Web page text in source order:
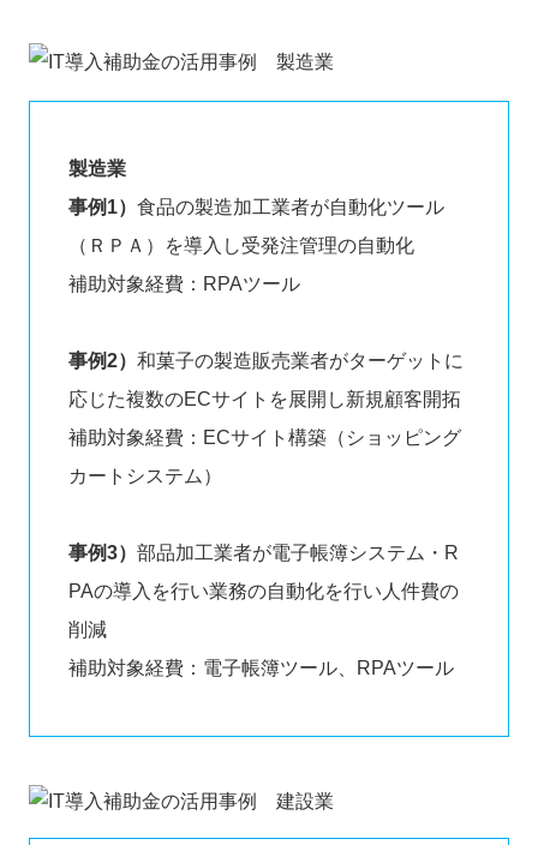
製造業
事例1） 食品の製造加工業者が自動化ツール
（ＲＰＡ）を導入し受発注管理の自動化
補助対象経費：RPAツール
事例2） 和菓子の製造販売業者がターゲットに
応じた複数のECサイトを展開し新規顧客開拓
補助対象経費：ECサイト構築（ショッピング
カートシステム）
事例3） 部品加工業者が電子帳簿システム・R
PAの導入を行い業務の自動化を行い人件費の
削減
補助対象経費：電子帳簿ツール、RPAツール